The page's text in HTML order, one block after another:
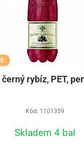
rybíz, PET,
Kód: 1101359
Skladem 4 bal